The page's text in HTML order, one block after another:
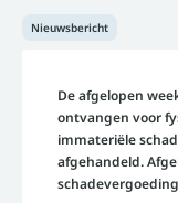
Nieuwsbericht
De afgelopen
ontvangen voor
immateriële
afgehandeld.